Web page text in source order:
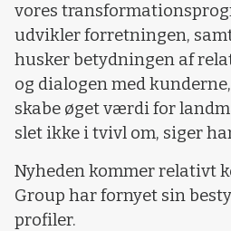
vores
udvikler forretningen,
husker betydningen af
og dialogen med
skabe øget værdi for
slet ikke i tvivl om, siger
Nyheden kommer relativt
Group har fornyet sin
profiler.